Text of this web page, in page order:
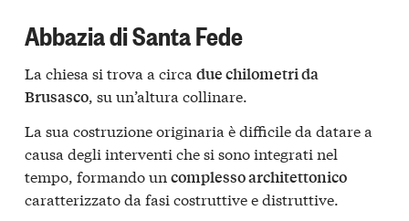
Abbazia di Santa Fede
La chiesa si trova a circa due chilometri da
Brusasco, su un’altura collinare.
La sua costruzione originaria è difficile da datare a
causa degli interventi che si sono integrati nel
tempo, formando un complesso architettonico
caratterizzato da fasi costruttive e distruttive.